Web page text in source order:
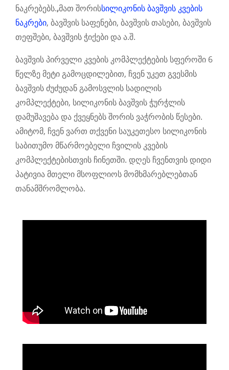
ნაკრებებს.,მათ შორისსილიკონის ბავშვის კვების
ნაკრები, ბავშვის საფენები, ბავშვის თასები, ბავშვის
თეფშები, ბავშვის ჭიქები და ა.შ.
ბავშვის პირველი კვების კომპლექტების სფეროში 6
წელზე მეტი გამოცდილებით, ჩვენ უკეთ გვესმის
ბავშვის ძუძუდან გამოსვლის სადილის
კომპლექტები, სილიკონის ბავშვის ჭურჭლის
დამუშავება და ქვეყნებს შორის ვაჭრობის წესები.
ამიტომ, ჩვენ ვართ თქვენი საუკეთესო სილიკონის
საბითუმო მწარმოებელი ჩვილის კვების
კომპლექტებისთვის ჩინეთში. დღეს ჩვენთვის დიდი
პატივია მთელი მსოფლიოს მომხმარებლებთან
თანამშრომლობა.